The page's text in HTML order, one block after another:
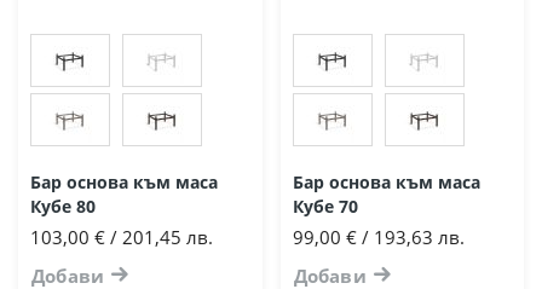
Бар основа към маса
Кубе 80
103,00 € / 201,45 лв.
Добави
Бар основа към маса
Кубе 70
99,00 € / 193,63 лв.
Добави